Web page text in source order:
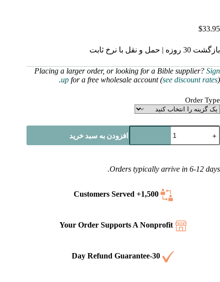
$33.95
بازگشت 30 روزه | حمل و نقل با نرخ ثابت
Placing a larger order, or looking for a Bible supplier? Sign
up for a free wholesale account (see discount rates).
Order Type
کتاب
مقدس
دو
روسی
(سینودال/
افزودن به سبد خرید
Orders typically arrive in 6-12 days.
1,500+ Customers
Served
Your Order Supports A Nonprofit
30-Day Refund Guarantee